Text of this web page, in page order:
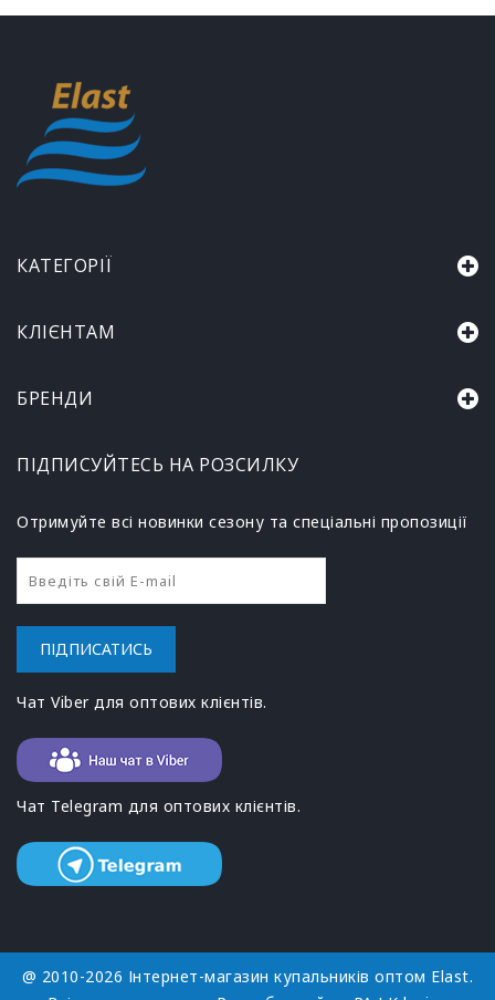
КАТЕГОРІЇ
КЛІЄНТАМ
БРЕНДИ
ПІДПИСУЙТЕСЬ НА РОЗСИЛКУ
Отримуйте всі новинки сезону та спеціальні пропозиції
ПІДПИСАТИСЬ
Чат Viber для оптових клієнтів.
Чат Telegram для оптових клієнтів.
@ 2010-2026 Інтернет-магазин купальників оптом Elast.